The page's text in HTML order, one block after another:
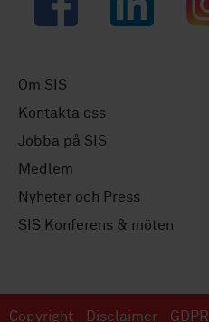
Om SIS
Kontakta oss
Jobba på SIS
Medlem
Nyheter och Press
SIS Konferens & möten
Copyright Disclaimer GDPR